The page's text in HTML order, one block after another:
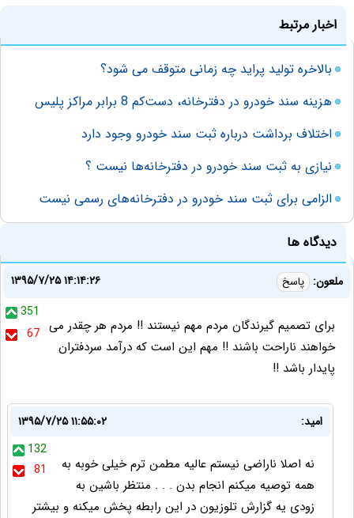
اخبار مرتبط
بالاخره تولید پراید چه زمانی متوقف می شود؟
هزینه سند خودرو در دفترخانه، دست‌کم 8 برابر مراکز پلیس
اختلاف برداشت درباره ثبت سند خودرو وجود دارد
نیازی به ثبت سند خودرو در دفترخانه‌ها نیست ؟
الزامی برای ثبت سند خودرو در دفترخانه‌های رسمی نیست
دیدگاه ها
ملعون: پاسخ
۱۳۹۵/۷/۲۵ ۱۴:۱۴:۲۶
351
67 برای تصمیم گیرندگان مردم مهم نیستند !! مردم هر چقدر می
خواهند ناراحت باشند !! مهم این است که درآمد سردفتران
پایدار باشد !!
امید:
۱۳۹۵/۷/۲۵ ۱۱:۵۵:۰۲
132
81
نه اصلا ناراضی نیستم عالیه مطمن ترم خیلی خوبه به
همه توصیه میکنم انجام بدن . . . منتظر باشین به
زودی یه گزارش تلوزیون در این رابطه پخش میکنه و بیشتر